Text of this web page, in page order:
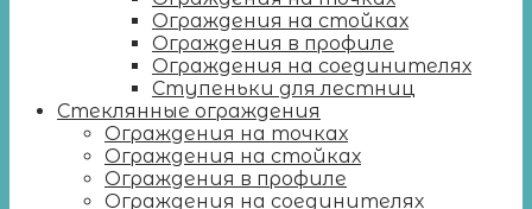
Ограждения на стойках
Ограждения в профиле
Ограждения на соединителях
Ступеньки для лестниц
Стеклянные ограждения
Ограждения на точках
Ограждения на стойках
Ограждения в профиле
Ограждения на соединителях